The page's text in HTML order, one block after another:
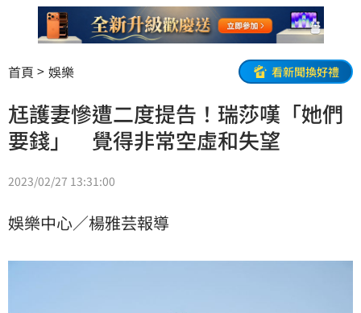
首頁 娛樂 看新聞換好禮
尪護妻慘遭二度提告！瑞莎嘆「她們
要錢」 覺得非常空虛和失望
2023/02/27 13:31:00
娛樂中心／楊雅芸報導